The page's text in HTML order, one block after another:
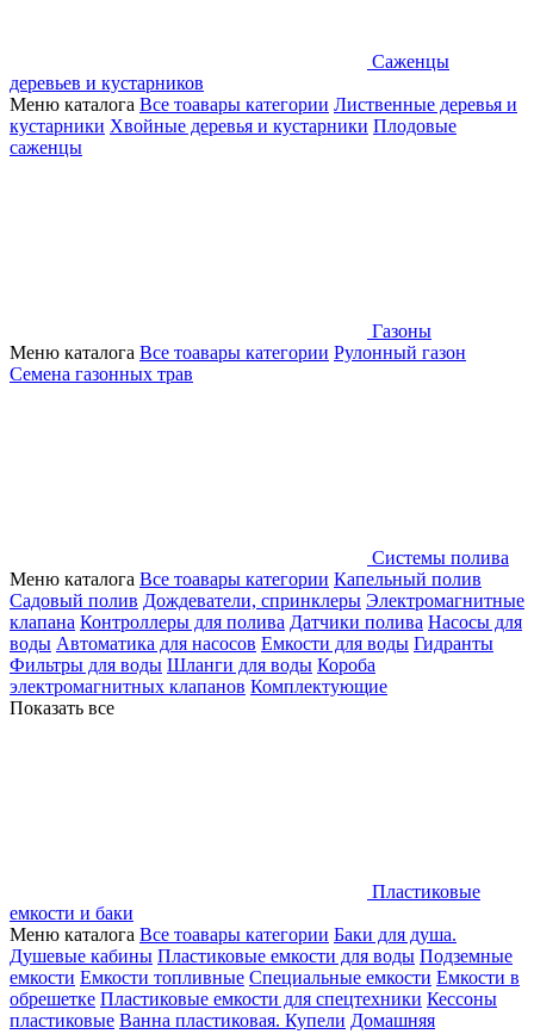
Саженцы
деревьев и кустарников
Меню каталога Все тоавары категории Лиственные деревья и
кустарники Хвойные деревья и кустарники Плодовые
саженцы
Газоны
Меню каталога Все тоавары категории Рулонный газон
Семена газонных трав
Системы полива
Меню каталога Все тоавары категории Капельный полив
Садовый полив Дождеватели, спринклеры Электромагнитные
клапана Контроллеры для полива Датчики полива Насосы для
воды Автоматика для насосов Емкости для воды Гидранты
Фильтры для воды Шланги для воды Короба
электромагнитных клапанов Комплектующие
Показать все
Пластиковые
емкости и баки
Меню каталога Все тоавары категории Баки для душа.
Душевые кабины Пластиковые емкости для воды Подземные
емкости Емкости топливные Специальные емкости Емкости в
обрешетке Пластиковые емкости для спецтехники Кессоны
пластиковые Ванна пластиковая. Купели Домашняя